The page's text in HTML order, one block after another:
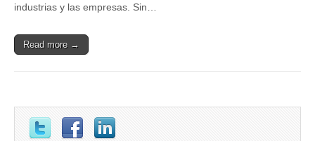
industrias y las empresas. Sin…
Read more →